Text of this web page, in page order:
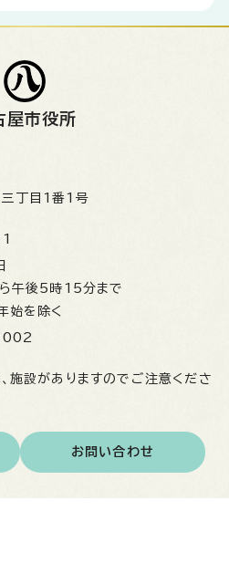
屋市役所
丁目1番1号
午後5時15分まで
始を除く
施設がありますのでご注意くださ
お問い合わせ